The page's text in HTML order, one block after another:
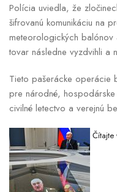
Polícia uviedla, že
šifrovanú komunikáciu na
meteorologických balónov
tovar následne vyzdvihli a
Tieto pašerácke operácie
pre národné,
civilné letectvo a verejnú
Čítajte